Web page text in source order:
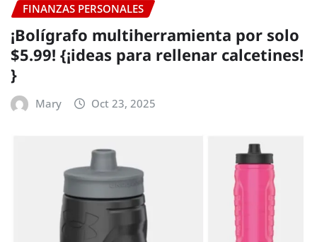
FINANZAS PERSONALES
¡Bolígrafo multiherramienta por solo
$5.99! {¡ideas para rellenar calcetines!
}
Mary Oct 23, 2025